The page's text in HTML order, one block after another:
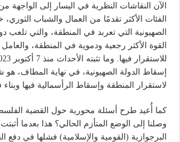
الآن النقاشات النظرية في اليسار إلى الواجهة
الفئات الأكثر تقدمًا من العمال والشباب
الصهيونية التي تعربد في المنطقة، والتي تلعب
القوة الأكثر رجعية ودموية في المنطقة،
إسقاط الدولة الصهيونية، في نهاية المطاف،
لاستقرار المنطقة وإسقاط الرأسمالية فيها وبناء
كما أُعيد طرح أسئلة محورية حول القضية
وصلنا إلى الوضع المتأزم الحالي؟ هذا بعدما
البرجوازية (القومية والإسلامية) فشلها في دفع